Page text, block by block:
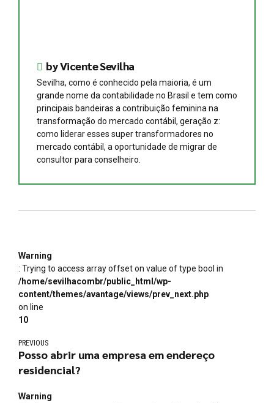
by Vicente Sevilha
Sevilha, como é conhecido pela maioria, é um
grande nome da contabilidade no Brasil e tem como
principais bandeiras a contribuição feminina na
transformação do mercado contábil, geração z:
como liderar esses super transformadores no
mercado contábil, a oportunidade de migrar de
consultor para conselheiro.
Warning
: Trying to access array offset on value of type bool in
/home/sevilhacombr/public_html/wp-
content/themes/avantage/views/prev_next.php
on line
10
PREVIOUS
Posso abrir uma empresa em endereço
residencial?
Warning